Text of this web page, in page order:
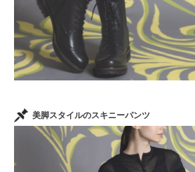
美脚スタイルのスキニーパンツ